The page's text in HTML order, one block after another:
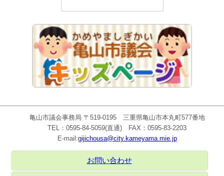
亀山市議会事務局 〒519-0195 三重県亀山市本丸町577番地
TEL：0595-84-5059(直通) FAX：0595-83-2203
E-mail:gijichousa@city.kameyama.mie.jp
お問い合わせ